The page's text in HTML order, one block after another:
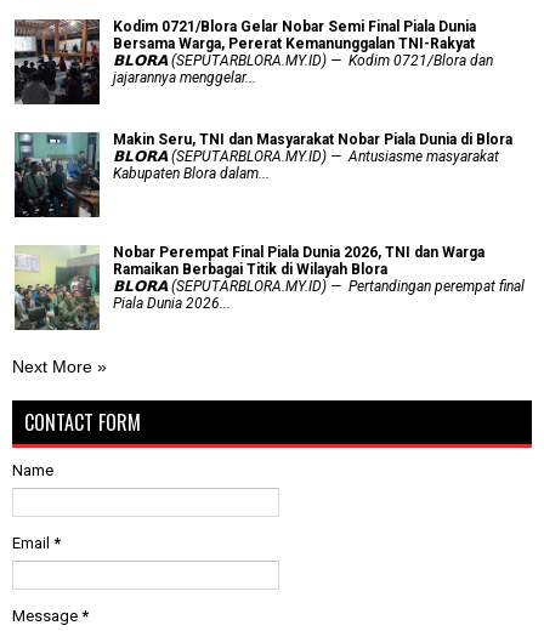
Kodim 0721/Blora Gelar Nobar Semi Final Piala Dunia
Bersama Warga, Pererat Kemanunggalan TNI-Rakyat
𝗕𝗟𝗢𝗥𝗔 (SEPUTARBLORA.MY.ID) — Kodim 0721/Blora dan
jajarannya menggelar...
Makin Seru, TNI dan Masyarakat Nobar Piala Dunia di Blora
𝗕𝗟𝗢𝗥𝗔 (SEPUTARBLORA.MY.ID) — Antusiasme masyarakat
Kabupaten Blora dalam...
Nobar Perempat Final Piala Dunia 2026, TNI dan Warga
Ramaikan Berbagai Titik di Wilayah Blora
𝗕𝗟𝗢𝗥𝗔 (SEPUTARBLORA.MY.ID) — Pertandingan perempat final
Piala Dunia 2026...
Next More »
CONTACT FORM
Name
Email *
Message *